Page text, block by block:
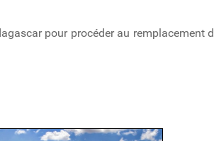
pour procéder au remplacement